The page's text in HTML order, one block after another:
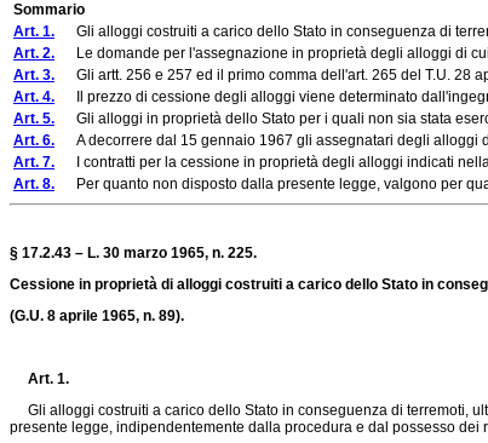
Sommario
Art. 1. Gli alloggi costruiti a carico dello Stato in conseguenza di
Art. 2. Le domande per l'assegnazione in proprietà degli alloggi di
Art. 3. Gli artt. 256 e 257 ed il primo comma dell'art. 265 del T.U. 28
Art. 4. Il prezzo di cessione degli alloggi viene determinato
Art. 5. Gli alloggi in proprietà dello Stato per i quali non sia stata
Art. 6. A decorrere dal 15 gennaio 1967 gli assegnatari degli alloggi
Art. 7. I contratti per la cessione in proprietà degli alloggi indicati
Art. 8. Per quanto non disposto dalla presente legge, valgono per
§ 17.2.43 – L. 30 marzo 1965, n. 225.
Cessione in proprietà di alloggi costruiti a carico dello Stato in
(G.U. 8 aprile 1965, n. 89).
Art. 1.
Gli alloggi costruiti a carico dello Stato in conseguenza di terremoti,
presente legge, indipendentemente dalla procedura e dal possesso